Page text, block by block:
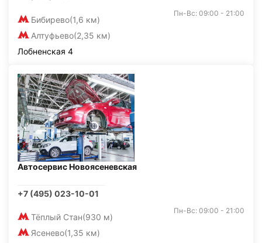
Бибирево(1,6 км)
Алтуфьево(2,35 км)
Пн-Вс: 09:00 - 21:00
Лобненская 4
Автосервис Новоясеневская
+7 (495) 023-10-01
Тёплый Стан(930 м)
Ясенево(1,35 км)
Пн-Вс: 09:00 - 21:00